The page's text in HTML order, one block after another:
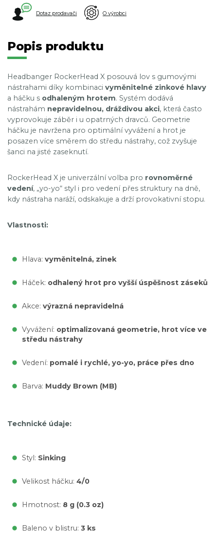
Dotaz prodavači O výrobci
Popis produktu
Headbanger RockerHead X posouvá lov s gumovými
nástrahami díky kombinaci vyměnitelné zinkové hlavy
a háčku s odhaleným hrotem. Systém dodává
nástrahám nepravidelnou, dráždivou akci, která často
vyprovokuje záběr i u opatrných dravců. Geometrie
háčku je navržena pro optimální vyvážení a hrot je
posazen více směrem do středu nástrahy, což zvyšuje
šanci na jisté zaseknutí.
RockerHead X je univerzální volba pro rovnoměrné
vedení, „yo-yo“ styl i pro vedení přes struktury na dně,
kdy nástraha naráží, odskakuje a drží provokativní stopu.
Vlastnosti:
Hlava: vyměnitelná, zinek
Háček: odhalený hrot pro vyšší úspěšnost záseků
Akce: výrazná nepravidelná
Vyvážení: optimalizovaná geometrie, hrot více ve
středu nástrahy
Vedení: pomalé i rychlé, yo-yo, práce přes dno
Barva: Muddy Brown (MB)
Technické údaje:
Styl: Sinking
Velikost háčku: 4/0
Hmotnost: 8 g (0.3 oz)
Baleno v blistru: 3 ks